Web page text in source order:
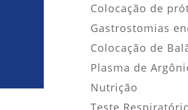
Colocação de
Gastrostomias
Colocação de
Plasma de
Nutrição
Teste